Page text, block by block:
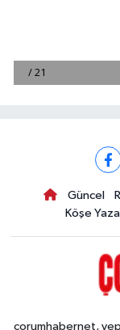
Güncel
Köşe
corumhabernet,